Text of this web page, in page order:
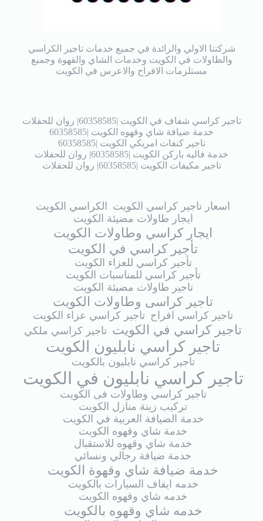
شركتنا الاولي والرائدة في جميع خدمات تاجير الكراسي
والطاولات في الكويت وخدمات الشاي والقهوة وجميع
مستلزمات الافراح والاعرس في الكويت
تاجير كراسي شفاف في الكويت |60358585| روان للحفلات
خدمة ضيافة شاي وقهوه الكويت |60358585
تاجير كنفات امريكي الكويت |60358585
خدمة فاليه باركن الكويت |60358585| روان للحفلات
تاجير مكيفات الكويت |60358585| روان للحفلات
اسعار تاجير كراسي الكويت
الكراسي الكويت
ايجار طاولات مضيئة الكويت
ايجار كراسي وطاولات الكويت
تأجير كراسي في الكويت
تأجير كراسي للعزاء الكويت
تأجير كراسي للمناسبات الكويت
تاجير طاولات مضيئة الكويت
تاجير كراسى وطاولات الكويت
تاجير كراسي افراح تاجير كراسي عزاء الكويت
تاجير كراسي في الكويت تاجير كراسي ملكي
تاجير كراسي نابليون الكويت
تاجير كراسي نابليون بالكويت
تاجير كراسي نابليون في الكويت
تاجير كراسي وطاولات فى الكويت
تركيب زينة منازل الكويت
خدمة الضيافة العربية في الكويت
خدمة شاي وقهوه الكويت
خدمة شاي وقهوه للاستقبال
خدمة ضيافة رجالي ونسائي
خدمة ضيافة شاي وقهوة الكويت
خدمه ايقاف السيارات بالكويت
خدمه شاي وقهوه الكويت
خدمه شاي وقهوه بالكويت